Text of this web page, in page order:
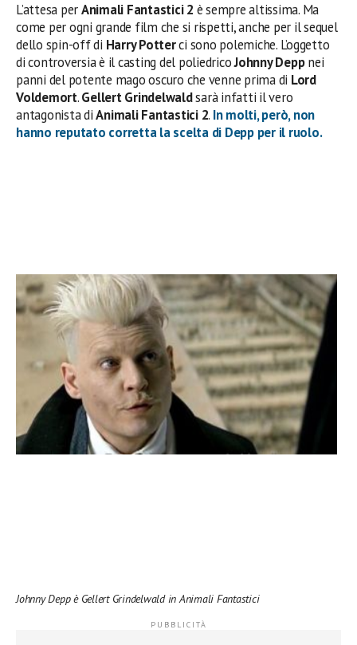
L’attesa perAnimali Fantastici 2 è sempre altissima. Ma
come per ogni grande film che si rispetti, anche per il sequel
dello spin-off di Harry Potterci sono polemiche. L’oggetto
di controversia è il casting del poliedricoJohnny Deppnei
panni del potente mago oscuro che venne prima di Lord
Voldemort.Gellert Grindelwaldsarà infatti il vero
antagonista diAnimali Fantastici 2. In molti, però, non
hanno reputato corretta la scelta di Depp per il ruolo.
Johnny Depp è Gellert Grindelwald in Animali Fantastici